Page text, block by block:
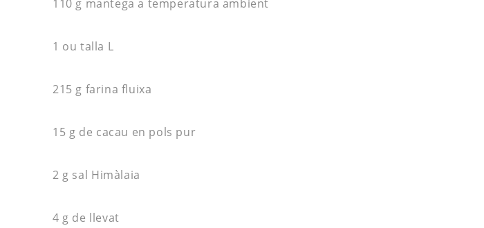
110 g mantega a temperatura ambient
1 ou talla L
215 g farina fluixa
15 g de cacau en pols pur
2 g sal Himàlaia
4 g de llevat